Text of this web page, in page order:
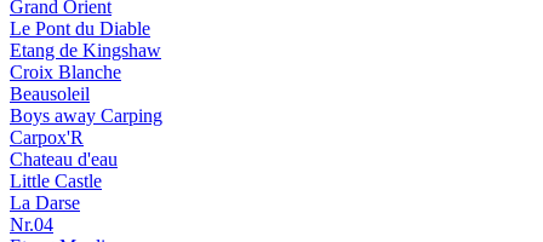
Grand Orient
Le Pont du Diable
Etang de Kingshaw
Croix Blanche
Beausoleil
Boys away Carping
Carpox'R
Chateau d'eau
Little Castle
La Darse
Nr.04